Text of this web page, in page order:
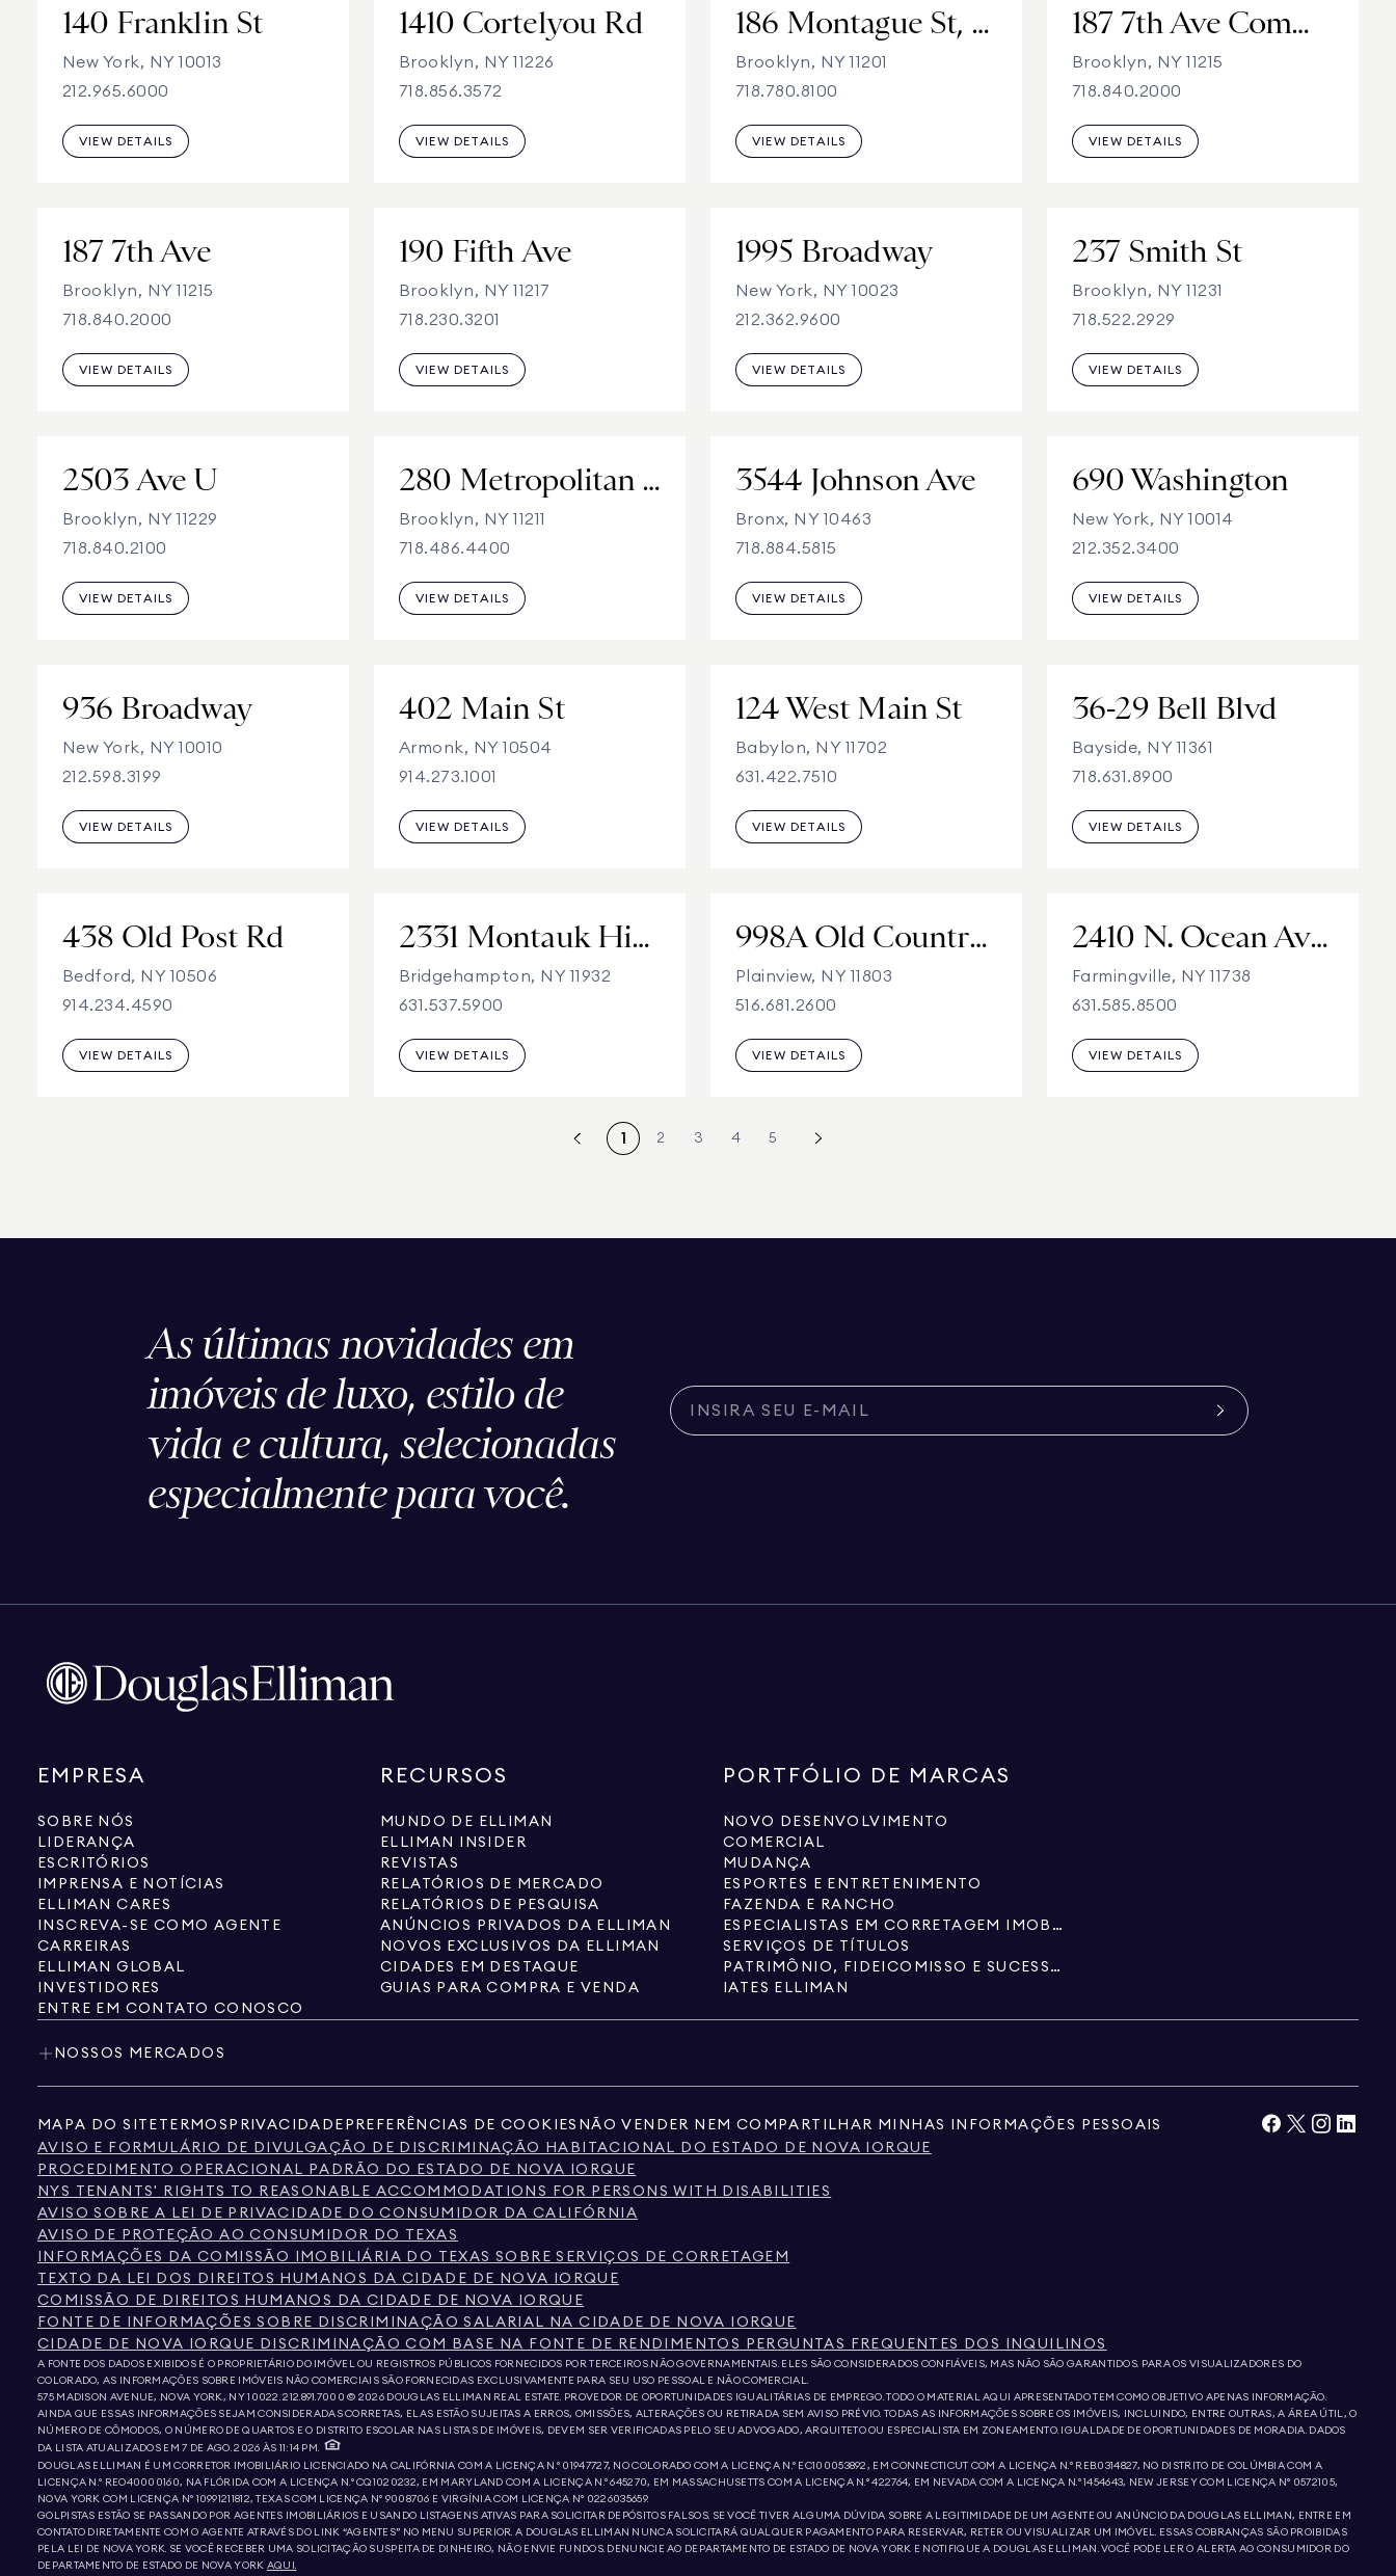
140 Franklin St
New York, NY 10013
212.965.6000
VIEW DETAILS
1410 Cortelyou Rd
Brooklyn, NY 11226
718.856.3572
VIEW DETAILS
186 Montague St, 4th Floor
Brooklyn, NY 11201
718.780.8100
VIEW DETAILS
187 7th Ave Commercial
Brooklyn, NY 11215
718.840.2000
VIEW DETAILS
187 7th Ave
Brooklyn, NY 11215
718.840.2000
VIEW DETAILS
190 Fifth Ave
Brooklyn, NY 11217
718.230.3201
VIEW DETAILS
1995 Broadway
New York, NY 10023
212.362.9600
VIEW DETAILS
237 Smith St
Brooklyn, NY 11231
718.522.2929
VIEW DETAILS
2503 Ave U
Brooklyn, NY 11229
718.840.2100
VIEW DETAILS
280 Metropolitan Ave
Brooklyn, NY 11211
718.486.4400
VIEW DETAILS
3544 Johnson Ave
Bronx, NY 10463
718.884.5815
VIEW DETAILS
690 Washington
New York, NY 10014
212.352.3400
VIEW DETAILS
936 Broadway
New York, NY 10010
212.598.3199
VIEW DETAILS
402 Main St
Armonk, NY 10504
914.273.1001
VIEW DETAILS
124 West Main St
Babylon, NY 11702
631.422.7510
VIEW DETAILS
36-29 Bell Blvd
Bayside, NY 11361
718.631.8900
VIEW DETAILS
438 Old Post Rd
Bedford, NY 10506
914.234.4590
VIEW DETAILS
2331 Montauk Highway
Bridgehampton, NY 11932
631.537.5900
VIEW DETAILS
998A Old Country Rd
Plainview, NY 11803
516.681.2600
VIEW DETAILS
2410 N. Ocean Ave, Suite 101
Farmingville, NY 11738
631.585.8500
VIEW DETAILS
1 2 3 4 5
As últimas novidades em
imóveis de luxo, estilo de
vida e cultura, selecionadas
especialmente para você.
EMPRESA
SOBRE NÓS
LIDERANÇA
ESCRITÓRIOS
IMPRENSA E NOTÍCIAS
ELLIMAN CARES
INSCREVA-SE COMO AGENTE
CARREIRAS
ELLIMAN GLOBAL
INVESTIDORES
ENTRE EM CONTATO CONOSCO
RECURSOS
MUNDO DE ELLIMAN
ELLIMAN INSIDER
REVISTAS
RELATÓRIOS DE MERCADO
RELATÓRIOS DE PESQUISA
ANÚNCIOS PRIVADOS DA ELLIMAN
NOVOS EXCLUSIVOS DA ELLIMAN
CIDADES EM DESTAQUE
GUIAS PARA COMPRA E VENDA
PORTFÓLIO DE MARCAS
NOVO DESENVOLVIMENTO
COMERCIAL
MUDANÇA
ESPORTES E ENTRETENIMENTO
FAZENDA E RANCHO
ESPECIALISTAS EM CORRETAGEM IMOBILIÁRIA
SERVIÇOS DE TÍTULOS
PATRIMÔNIO, FIDEICOMISSO E SUCESSÃO
IATES ELLIMAN
NOSSOS MERCADOS
MAPA DO SITE TERMOS PRIVACIDADE PREFERÊNCIAS DE COOKIES NÃO VENDER NEM COMPARTILHAR MINHAS INFORMAÇÕES PESSOAIS
AVISO E FORMULÁRIO DE DIVULGAÇÃO DE DISCRIMINAÇÃO HABITACIONAL DO ESTADO DE NOVA IORQUE
PROCEDIMENTO OPERACIONAL PADRÃO DO ESTADO DE NOVA IORQUE
NYS TENANTS' RIGHTS TO REASONABLE ACCOMMODATIONS FOR PERSONS WITH DISABILITIES
AVISO SOBRE A LEI DE PRIVACIDADE DO CONSUMIDOR DA CALIFÓRNIA
AVISO DE PROTEÇÃO AO CONSUMIDOR DO TEXAS
INFORMAÇÕES DA COMISSÃO IMOBILIÁRIA DO TEXAS SOBRE SERVIÇOS DE CORRETAGEM
TEXTO DA LEI DOS DIREITOS HUMANOS DA CIDADE DE NOVA IORQUE
COMISSÃO DE DIREITOS HUMANOS DA CIDADE DE NOVA IORQUE
FONTE DE INFORMAÇÕES SOBRE DISCRIMINAÇÃO SALARIAL NA CIDADE DE NOVA IORQUE
CIDADE DE NOVA IORQUE DISCRIMINAÇÃO COM BASE NA FONTE DE RENDIMENTOS PERGUNTAS FREQUENTES DOS INQUILINOS
A FONTE DOS DADOS EXIBIDOS É O PROPRIETÁRIO DO IMÓVEL OU REGISTROS PÚBLICOS FORNECIDOS POR TERCEIROS NÃO GOVERNAMENTAIS. ELES SÃO CONSIDERADOS CONFIÁVEIS, MAS NÃO SÃO GARANTIDOS. PARA OS VISUALIZADORES DO
COLORADO, AS INFORMAÇÕES SOBRE IMÓVEIS NÃO COMERCIAIS SÃO FORNECIDAS EXCLUSIVAMENTE PARA SEU USO PESSOAL E NÃO COMERCIAL.
575 MADISON AVENUE, NOVA YORK, NY 10022.212.891.7000 © 2026 DOUGLAS ELLIMAN REAL ESTATE. PROVEDOR DE OPORTUNIDADES IGUALITÁRIAS DE EMPREGO. TODO O MATERIAL AQUI APRESENTADO TEM COMO OBJETIVO APENAS INFORMAÇÃO.
AINDA QUE ESSAS INFORMAÇÕES SEJAM CONSIDERADAS CORRETAS, ELAS ESTÃO SUJEITAS A ERROS, OMISSÕES, ALTERAÇÕES OU RETIRADA SEM AVISO PRÉVIO. TODAS AS INFORMAÇÕES SOBRE OS IMÓVEIS, INCLUINDO, ENTRE OUTRAS, A ÁREA ÚTIL, O
NÚMERO DE CÔMODOS, O NÚMERO DE QUARTOS E O DISTRITO ESCOLAR NAS LISTAS DE IMÓVEIS, DEVEM SER VERIFICADAS PELO SEU ADVOGADO, ARQUITETO OU ESPECIALISTA EM ZONEAMENTO. IGUALDADE DE OPORTUNIDADES DE MORADIA. DADOS
DA LISTA ATUALIZADOS EM 7 DE AGO. 2026 ÀS 11:14 PM.
DOUGLAS ELLIMAN É UM CORRETOR IMOBILIÁRIO LICENCIADO NA CALIFÓRNIA COM A LICENÇA N.º 01947727, NO COLORADO COM A LICENÇA N.º EC100053892, EM CONNECTICUT COM A LICENÇA N.º REB.0314827, NO DISTRITO DE COLÚMBIA COM A
LICENÇA N.º REO40000160, NA FLÓRIDA COM A LICENÇA N.º CQ1020232, EM MARYLAND COM A LICENÇA N.º 645270, EM MASSACHUSETTS COM A LICENÇA N.º 422764, EM NEVADA COM A LICENÇA N.º 1454643, NEW JERSEY COM LICENÇA Nº 0572105,
NOVA YORK COM LICENÇA Nº 10991211812, TEXAS COM LICENÇA Nº 9008706 E VIRGÍNIA COM LICENÇA Nº 0226035659.
GOLPISTAS ESTÃO SE PASSANDO POR AGENTES IMOBILIÁRIOS E USANDO LISTAGENS ATIVAS PARA SOLICITAR DEPÓSITOS FALSOS. SE VOCÊ TIVER ALGUMA DÚVIDA SOBRE A LEGITIMIDADE DE UM AGENTE OU ANÚNCIO DA DOUGLAS ELLIMAN, ENTRE EM
CONTATO DIRETAMENTE COM O AGENTE ATRAVÉS DO LINK “AGENTES” NO MENU SUPERIOR. A DOUGLAS ELLIMAN NUNCA SOLICITARÁ QUALQUER PAGAMENTO PARA RESERVAR, RETER OU VISUALIZAR UM IMÓVEL. ESSAS COBRANÇAS SÃO PROIBIDAS
PELA LEI DE NOVA YORK. SE VOCÊ RECEBER UMA SOLICITAÇÃO SUSPEITA DE DINHEIRO, NÃO ENVIE FUNDOS. DENUNCIE AO DEPARTAMENTO DE ESTADO DE NOVA YORK E NOTIFIQUE A DOUGLAS ELLIMAN. VOCÊ PODE LER O ALERTA AO CONSUMIDOR DO
DEPARTAMENTO DE ESTADO DE NOVA YORK AQUI.